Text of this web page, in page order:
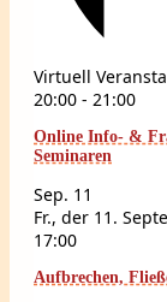
Virtuell
20:00 - 21:00
Online Info- &
Seminaren
Sep. 11
Fr., der 11.
17:00
Aufbrechen,